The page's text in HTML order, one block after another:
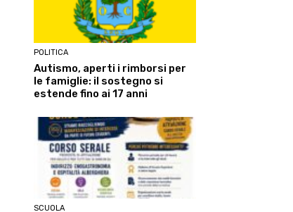
POLITICA
Autismo, aperti i rimborsi per
le famiglie: il sostegno si
estende fino ai 17 anni
SCUOLA